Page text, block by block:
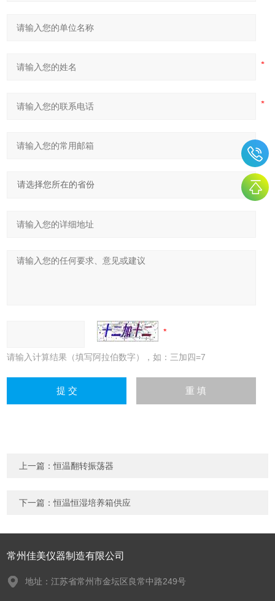
请输入计算结果（填写阿拉伯数字），如：三加四=7
上一篇：恒温翻转振荡器
下一篇：恒温恒湿培养箱供应
常州佳美仪器制造有限公司
地址：江苏省常州市金坛区良常中路249号